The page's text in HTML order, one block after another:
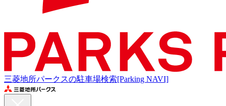
三菱地所パークスの駐車場検索[Parking NAVI]